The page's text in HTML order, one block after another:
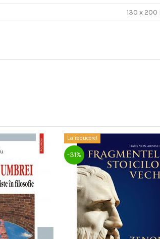
130 x 200
La reducere!
-31%